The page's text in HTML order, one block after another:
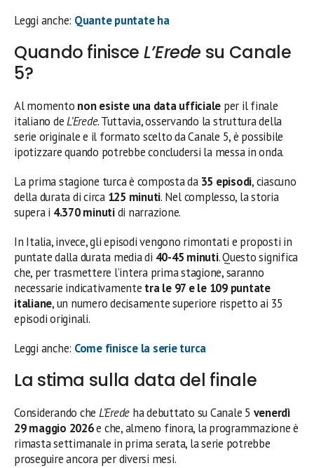
Leggi anche: Quante puntate ha
Quando finisce L’Erede su Canale
5?
Al momento non esiste una data ufficiale per il finale
italiano deL’Erede. Tuttavia, osservando la struttura della
serie originale e il formato scelto da Canale 5, è possibile
ipotizzare quando potrebbe concludersi la messa in onda.
La prima stagione turca è composta da 35 episodi, ciascuno
della durata di circa 125 minuti. Nel complesso, la storia
supera i 4.370 minutidi narrazione.
In Italia, invece, gli episodi vengono rimontati e proposti in
puntate dalla durata media di 40-45 minuti. Questo significa
che, per trasmettere l’intera prima stagione, saranno
necessarie indicativamente tra le 97 e le 109 puntate
italiane, un numero decisamente superiore rispetto ai 35
episodi originali.
Leggi anche: Come finisce la serie turca
La stima sulla data del finale
Considerando che L’Erede ha debuttato su Canale 5 venerdì
29 maggio 2026e che, almeno finora, la programmazione è
rimasta settimanale in prima serata, la serie potrebbe
proseguire ancora per diversi mesi.